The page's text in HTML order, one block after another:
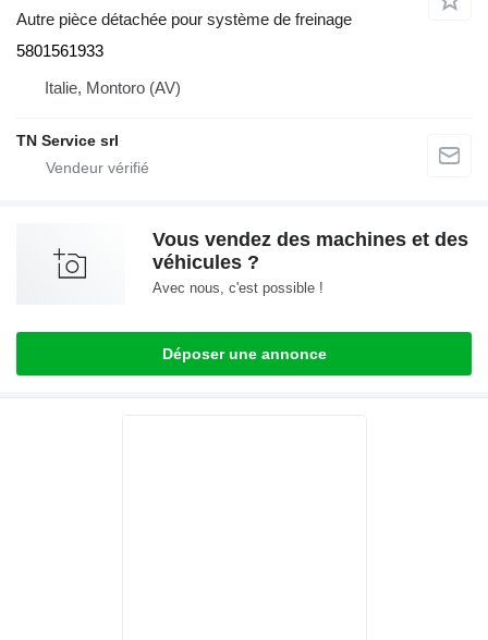
Autre pièce détachée pour système de freinage
5801561933
Italie, Montoro (AV)
TN Service srl
Vous vendez des machines et des
véhicules ?
Avec nous, c'est possible !
Déposer une annonce